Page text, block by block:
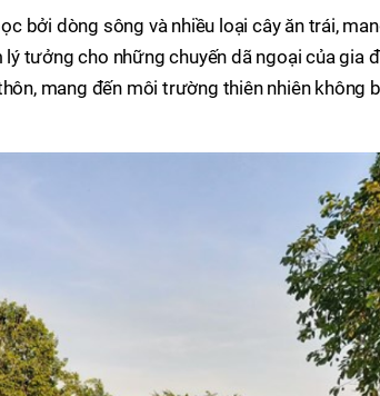
bởi dòng sông và nhiều loại cây ăn trái,
tưởng cho những chuyến dã ngoại của gia
mang đến môi trường thiên nhiên không